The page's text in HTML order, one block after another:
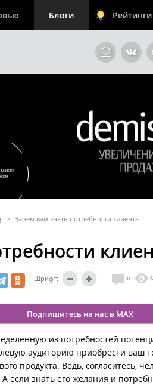
Блоги Рейтинги
> Зачем вам знать потребности клиента
Шрифт: 0
Подпишитесь на нас в MAX
из потребностей
аудиторию приобрести ваш
продукта. Ведь, согласитесь,
если знать его желания и